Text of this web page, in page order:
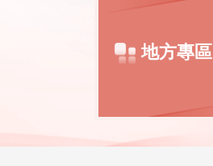
地方專區